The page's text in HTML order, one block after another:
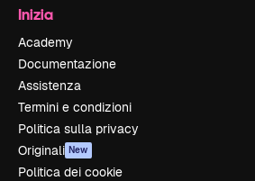
Inizia
Academy
Documentazione
Assistenza
Termini e condizioni
Politica sulla privacy
Originali New
Politica dei cookie